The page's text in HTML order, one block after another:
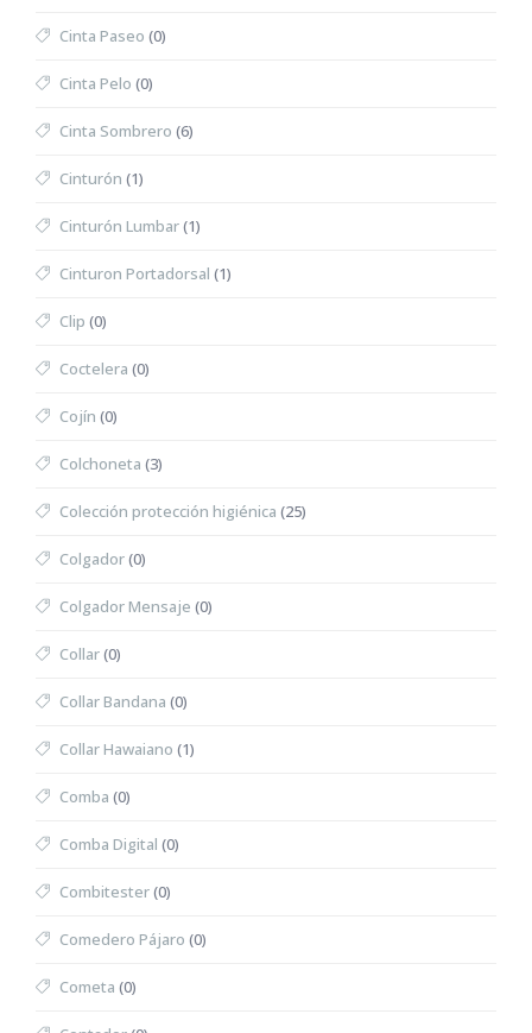
Cinta Paseo (0)
Cinta Pelo (0)
Cinta Sombrero (6)
Cinturón (1)
Cinturón Lumbar(1)
Cinturon Portadorsal (1)
Clip (0)
Coctelera (0)
Cojín (0)
Colchoneta (3)
Colección protección higiénica (25)
Colgador(0)
Colgador Mensaje (0)
Collar(0)
Collar Bandana (0)
Collar Hawaiano (1)
Comba (0)
Comba Digital (0)
Combitester(0)
Comedero Pájaro (0)
Cometa (0)